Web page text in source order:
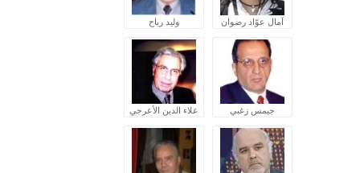
آمال عوّاد رضوان وليد رباح
جيمس زغبي علاء الدين الأعرجي